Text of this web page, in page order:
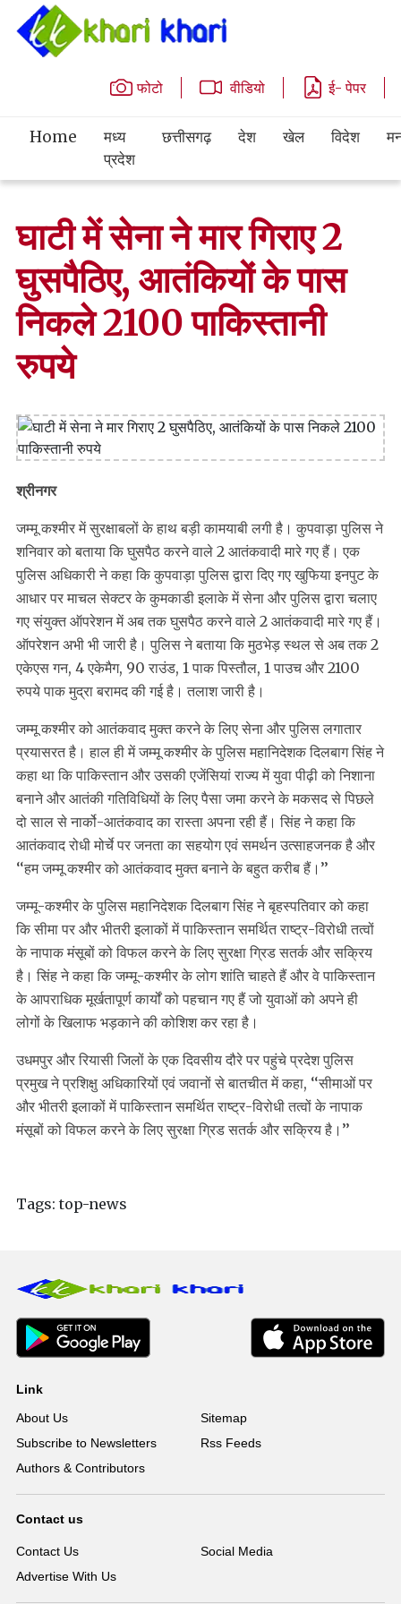
फोटो वीडियो ई- पेपर
Home
मध्य
प्रदेश
छत्तीसगढ़ देश खेल विदेश
घाटी में सेना ने मार गिराए 2
घुसपैठिए, आतंकियों के पास
निकले 2100 पाकिस्तानी
रुपये
श्रीनगर
जम्मू कश्मीर में सुरक्षाबलों के हाथ बड़ी कामयाबी लगी है। कुपवाड़ा पुलिस ने
शनिवार को बताया कि घुसपैठ करने वाले 2 आतंकवादी मारे गए हैं। एक
पुलिस अधिकारी ने कहा कि कुपवाड़ा पुलिस द्वारा दिए गए खुफिया इनपुट के
आधार पर माचल सेक्टर के कुमकाडी इलाके में सेना और पुलिस द्वारा चलाए
गए संयुक्त ऑपरेशन में अब तक घुसपैठ करने वाले 2 आतंकवादी मारे गए हैं।
ऑपरेशन अभी भी जारी है। पुलिस ने बताया कि मुठभेड़ स्थल से अब तक 2
एकेएस गन, 4 एकेमैग, 90 राउंड, 1 पाक पिस्तौल, 1 पाउच और 2100
रुपये पाक मुद्रा बरामद की गई है। तलाश जारी है।
जम्मू कश्मीर को आतंकवाद मुक्त करने के लिए सेना और पुलिस लगातार
प्रयासरत है। हाल ही में जम्मू कश्मीर के पुलिस महानिदेशक दिलबाग सिंह ने
कहा था कि पाकिस्तान और उसकी एजेंसियां राज्य में युवा पीढ़ी को निशाना
बनाने और आतंकी गतिविधियों के लिए पैसा जमा करने के मकसद से पिछले
दो साल से नार्को-आतंकवाद का रास्ता अपना रही हैं। सिंह ने कहा कि
आतंकवाद रोधी मोर्चे पर जनता का सहयोग एवं समर्थन उत्साहजनक है और
‘‘हम जम्मू कश्मीर को आतंकवाद मुक्त बनाने के बहुत करीब हैं।’’
जम्मू-कश्मीर के पुलिस महानिदेशक दिलबाग सिंह ने बृहस्पतिवार को कहा
कि सीमा पर और भीतरी इलाकों में पाकिस्तान समर्थित राष्ट्र-विरोधी तत्वों
के नापाक मंसूबों को विफल करने के लिए सुरक्षा ग्रिड सतर्क और सक्रिय
है। सिंह ने कहा कि जम्मू-कश्मीर के लोग शांति चाहते हैं और वे पाकिस्तान
के आपराधिक मूर्खतापूर्ण कार्यों को पहचान गए हैं जो युवाओं को अपने ही
लोगों के खिलाफ भड़काने की कोशिश कर रहा है।
उधमपुर और रियासी जिलों के एक दिवसीय दौरे पर पहुंचे प्रदेश पुलिस
प्रमुख ने प्रशिक्षु अधिकारियों एवं जवानों से बातचीत में कहा, ‘‘सीमाओं पर
और भीतरी इलाकों में पाकिस्तान समर्थित राष्ट्र-विरोधी तत्वों के नापाक
मंसूबों को विफल करने के लिए सुरक्षा ग्रिड सतर्क और सक्रिय है।’’
Tags: top-news
Link
About Us
Sitemap
Subscribe to Newsletters
Rss Feeds
Authors & Contributors
Contact us
Contact Us
Social Media
Advertise With Us